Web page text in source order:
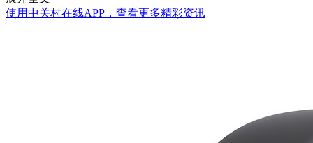
使用中关村在线APP，查看更多精彩资讯